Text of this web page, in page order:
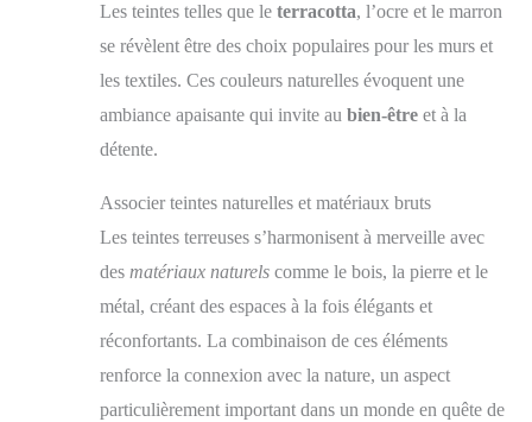
Les teintes telles que le terracotta, l’ocre et le marron
se révèlent être des choix populaires pour les murs et
les textiles. Ces couleurs naturelles évoquent une
ambiance apaisante qui invite au bien-être et à la
détente.
Associer teintes naturelles et matériaux bruts
Les teintes terreuses s’harmonisent à merveille avec
des matériaux naturels comme le bois, la pierre et le
métal, créant des espaces à la fois élégants et
réconfortants. La combinaison de ces éléments
renforce la connexion avec la nature, un aspect
particulièrement important dans un monde en quête de